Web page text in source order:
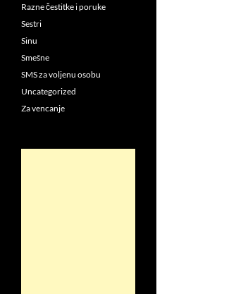
Razne čestitke i poruke
Sestri
Sinu
Smešne
SMS za voljenu osobu
Uncategorized
Za vencanje